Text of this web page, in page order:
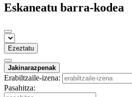
Eskaneatu barra-kodea
Ezeztatu
Jakinarazpenak
Erabiltzaile-izena:
Pasahitza: